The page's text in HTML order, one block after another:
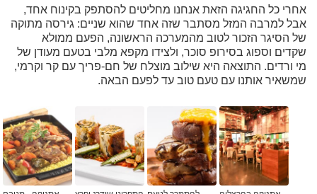
אחרי כל החגיגה הזאת אנחנו מחליטים להסתפק בקינוח אחד,
אבל למרבה המזל מסתבר שזה אחד שהוא שניים: גירסה מתוקה
של הסיגר הזכור לטוב מהמערכה הראשונה, הפעם ממולא
שקדים וספוג בסירופ סוכר, ולצידו מקפא מלבי בטעם מעודן של
מי ורדים. התוצאה היא שילוב מוצלח של חם-פריך עם קר וקרמי,
שמשאיר אותנו עם טעם טוב עד לפעם הבאה.